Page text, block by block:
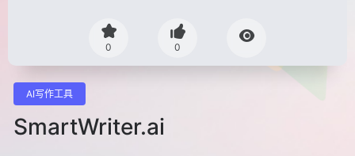
0 0
AI写作工具
SmartWriter.ai